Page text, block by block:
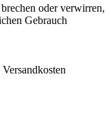
oder verwirren,
Gebrauch